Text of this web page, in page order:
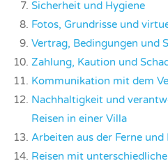
Sicherheit und Hygiene
Fotos, Grundrisse und
Vertrag, Bedingungen und
Zahlung, Kaution und
Kommunikation mit dem
Nachhaltigkeit und
Reisen in einer Villa
Arbeiten aus der Ferne
Reisen mit